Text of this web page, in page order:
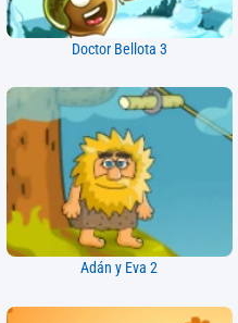
Doctor Bellota 3
Adán y Eva 2